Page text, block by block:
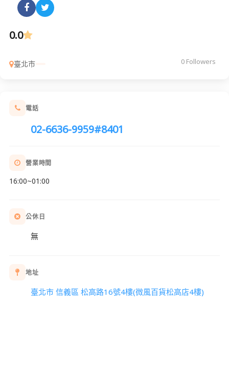
0.0
臺北市 0 Followers
電話
02-6636-9959#8401
營業時間
16:00~01:00
公休日
無
地址
臺北市 信義區 松高路16號4樓(微風百貨松高店4樓)